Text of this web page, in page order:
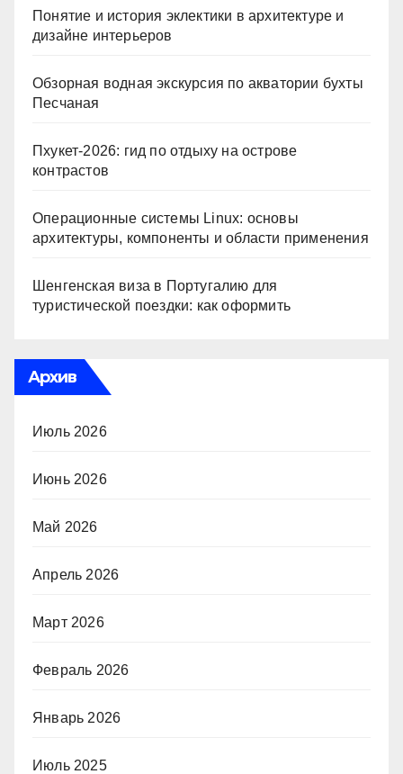
Понятие и история эклектики в архитектуре и
дизайне интерьеров
Обзорная водная экскурсия по акватории бухты
Песчаная
Пхукет-2026: гид по отдыху на острове
контрастов
Операционные системы Linux: основы
архитектуры, компоненты и области применения
Шенгенская виза в Португалию для
туристической поездки: как оформить
Архив
Июль 2026
Июнь 2026
Май 2026
Апрель 2026
Март 2026
Февраль 2026
Январь 2026
Июль 2025